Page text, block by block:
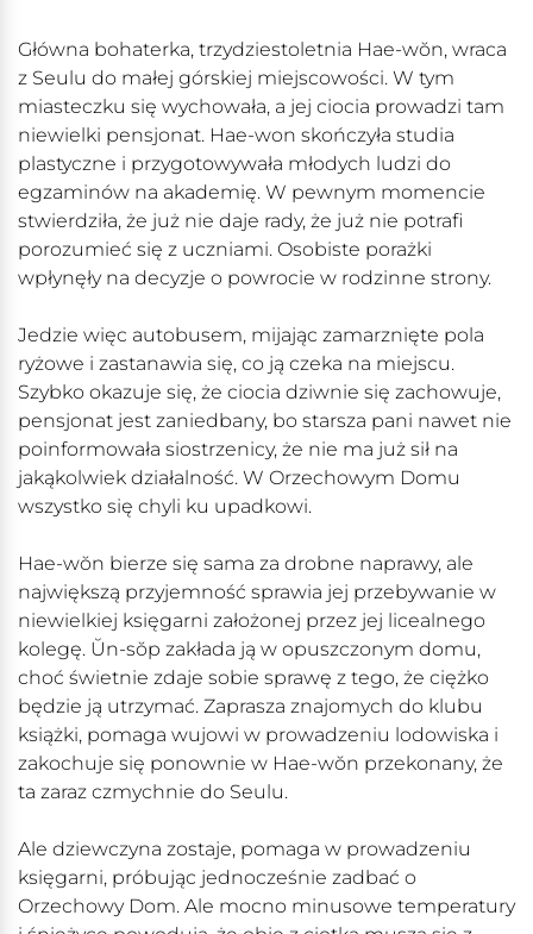
Główna bohaterka, trzydziestoletnia Hae-wŏn, wraca
z Seulu do małej górskiej miejscowości. W tym
miasteczku się wychowała, a jej ciocia prowadzi tam
niewielki pensjonat. Hae-won skończyła studia
plastyczne i przygotowywała młodych ludzi do
egzaminów na akademię. W pewnym momencie
stwierdziła, że już nie daje rady, że już nie potrafi
porozumieć się z uczniami. Osobiste porażki
wpłynęły na decyzje o powrocie w rodzinne strony.
Jedzie więc autobusem, mijając zamarznięte pola
ryżowe i zastanawia się, co ją czeka na miejscu.
Szybko okazuje się, że ciocia dziwnie się zachowuje,
pensjonat jest zaniedbany, bo starsza pani nawet nie
poinformowała siostrzenicy, że nie ma już sił na
jakąkolwiek działalność. W Orzechowym Domu
wszystko się chyli ku upadkowi.
Hae-wŏn bierze się sama za drobne naprawy, ale
największą przyjemność sprawia jej przebywanie w
niewielkiej księgarni założonej przez jej licealnego
kolegę. Ŭn-sŏp zakłada ją w opuszczonym domu,
choć świetnie zdaje sobie sprawę z tego, że ciężko
będzie ją utrzymać. Zaprasza znajomych do klubu
książki, pomaga wujowi w prowadzeniu lodowiska i
zakochuje się ponownie w Hae-wŏn przekonany, że
ta zaraz czmychnie do Seulu.
Ale dziewczyna zostaje, pomaga w prowadzeniu
księgarni, próbując jednocześnie zadbać o
Orzechowy Dom. Ale mocno minusowe temperatury